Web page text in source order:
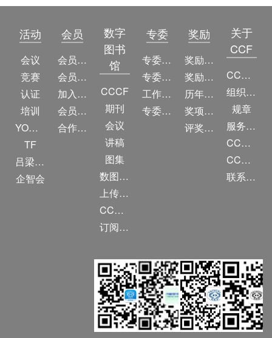
活动
会议
竞赛
认证
培训
YOCSEF
TF
吕梁振兴
企智会
会员
会员简介
会员权益
加入CCF
会员交费
合作伙伴
数字
图书
馆
CCCF
期刊
会议
讲稿
图集
数图编审委员会
上传/发布作品
CCF DL Focus
订阅《计算》
专委
专委简介
专委条例
工作问答
专委名单
奖励
奖励动态
奖励目录
历年获奖名单
奖项推荐
评奖条例
关于
CCF
CCF简介
组织机构
规章
服务项目
CCF大事记
CCF创建60周年
联系我们